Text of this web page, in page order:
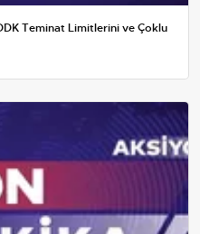
Teminat Limitlerini ve Çoklu